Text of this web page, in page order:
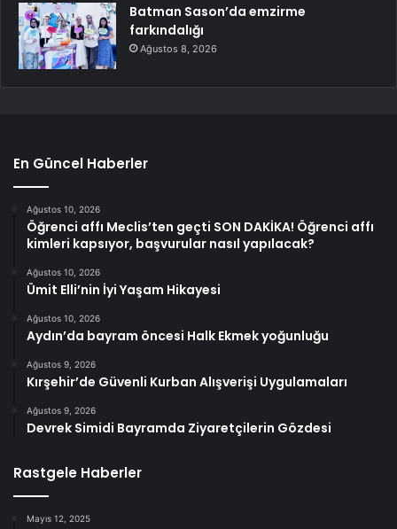
Batman Sason’da emzirme
farkındalığı
Ağustos 8, 2026
En Güncel Haberler
Ağustos 10, 2026
Öğrenci affı Meclis’ten geçti SON DAKİKA! Öğrenci affı
kimleri kapsıyor, başvurular nasıl yapılacak?
Ağustos 10, 2026
Ümit Elli’nin İyi Yaşam Hikayesi
Ağustos 10, 2026
Aydın’da bayram öncesi Halk Ekmek yoğunluğu
Ağustos 9, 2026
Kırşehir’de Güvenli Kurban Alışverişi Uygulamaları
Ağustos 9, 2026
Devrek Simidi Bayramda Ziyaretçilerin Gözdesi
Rastgele Haberler
Mayıs 12, 2025